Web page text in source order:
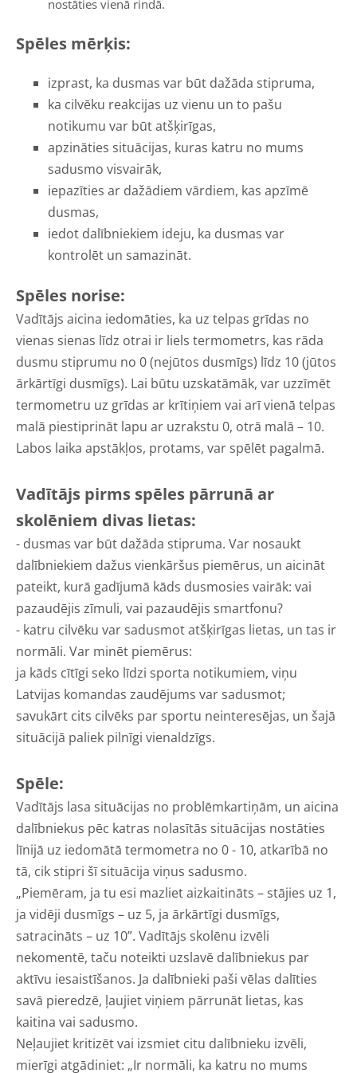
nostāties vienā rindā.
Spēles mērķis:
izprast, ka dusmas var būt dažāda stipruma,
ka cilvēku reakcijas uz vienu un to pašu
notikumu var būt atšķirīgas,
apzināties situācijas, kuras katru no mums
sadusmo visvairāk,
iepazīties ar dažādiem vārdiem, kas apzīmē
dusmas,
iedot dalībniekiem ideju, ka dusmas var
kontrolēt un samazināt.
Spēles norise:
Vadītājs aicina iedomāties, ka uz telpas grīdas no
vienas sienas līdz otrai ir liels termometrs, kas rāda
dusmu stiprumu no 0 (nejūtos dusmīgs) līdz 10 (jūtos
ārkārtīgi dusmīgs). Lai būtu uzskatāmāk, var uzzīmēt
termometru uz grīdas ar krītiņiem vai arī vienā telpas
malā piestiprināt lapu ar uzrakstu 0, otrā malā – 10.
Labos laika apstākļos, protams, var spēlēt pagalmā.
Vadītājs pirms spēles pārrunā ar
skolēniem divas lietas:
- dusmas var būt dažāda stipruma. Var nosaukt
dalībniekiem dažus vienkāršus piemērus, un aicināt
pateikt, kurā gadījumā kāds dusmosies vairāk: vai
pazaudējis zīmuli, vai pazaudējis smartfonu?
- katru cilvēku var sadusmot atšķirīgas lietas, un tas ir
normāli. Var minēt piemērus:
ja kāds cītīgi seko līdzi sporta notikumiem, viņu
Latvijas komandas zaudējums var sadusmot;
savukārt cits cilvēks par sportu neinteresējas, un šajā
situācijā paliek pilnīgi vienaldzīgs.
Spēle:
Vadītājs lasa situācijas no problēmkartiņām, un aicina
dalībniekus pēc katras nolasītās situācijas nostāties
līnijā uz iedomātā termometra no 0 - 10, atkarībā no
tā, cik stipri šī situācija viņus sadusmo.
„Piemēram, ja tu esi mazliet aizkaitināts – stājies uz 1,
ja vidēji dusmīgs – uz 5, ja ārkārtīgi dusmīgs,
satracināts – uz 10”. Vadītājs skolēnu izvēli
nekomentē, taču noteikti uzslavē dalībniekus par
aktīvu iesaistīšanos. Ja dalībnieki paši vēlas dalīties
savā pieredzē, ļaujiet viņiem pārrunāt lietas, kas
kaitina vai sadusmo.
Neļaujiet kritizēt vai izsmiet citu dalībnieku izvēli,
mierīgi atgādiniet: „Ir normāli, ka katru no mums